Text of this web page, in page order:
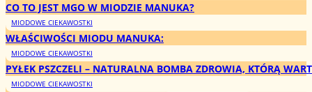
CO TO JEST MGO W MIODZIE MANUKA?
MIODOWE CIEKAWOSTKI
WŁAŚCIWOŚCI MIODU MANUKA:
MIODOWE CIEKAWOSTKI
PYŁEK PSZCZELI – NATURALNA BOMBA ZDROWIA, KTÓRĄ
MIODOWE CIEKAWOSTKI